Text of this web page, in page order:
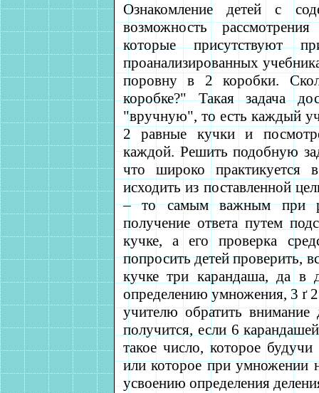
Ознакомление детей с
возможность
которые присутствуют
проанализированных
поровну в 2 коробки.
коробке?" Такая задача
"вручную", то есть каждый
2 равные кучки и
каждой. Решить подобную
что широко практикуется
исходить из поставленной
– то самым важным при
получение ответа путем
кучке, а его проверка
попросить детей проверить,
кучке три карандаша, да
определению умножения, 3 ґ2
учителю обратить внимание
получится, если 6
такое число, которое
или которое при умножении
усвоению определения